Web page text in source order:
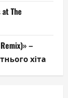
The
–
хіта